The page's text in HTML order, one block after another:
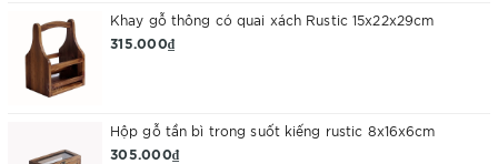
Khay gỗ thông có quai xách Rustic 15x22x29cm
315.000₫
Hộp gỗ tần bì trong suốt kiếng rustic 8x16x6cm
305.000₫